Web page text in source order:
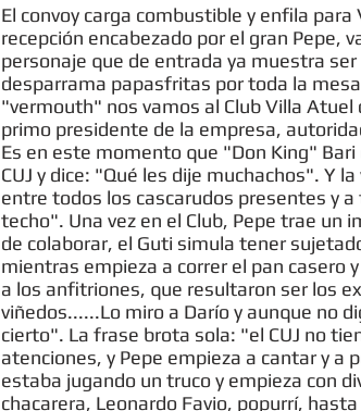
El convoy carga combustible y enfila
recepción encabezado por el gran Pepe,
personaje que de entrada ya muestra
desparrama papasfritas por toda la
"vermouth" nos vamos al Club Villa
primo presidente de la empresa,
Es en este momento que "Don King"
CUJ y dice: "Qué les dije muchachos". Y
entre todos los cascarudos presentes y
techo". Una vez en el Club, Pepe trae un
de colaborar, el Guti simula tener
mientras empieza a correr el pan casero
a los anfitriones, que resultaron ser los
viñedos......Lo miro a Darío y aunque no
cierto". La frase brota sola: "el CUJ no
atenciones, y Pepe empieza a cantar y a
estaba jugando un truco y empieza con
chacarera, Leonardo Favio, popurrí,